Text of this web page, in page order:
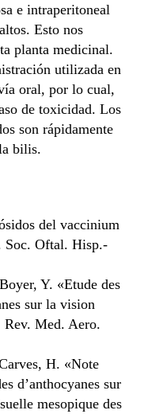
e intraperitoneal
Esto nos
planta medicinal.
utilizada en
oral, por lo cual,
de toxicidad. Los
son rápidamente
bilis.
del vaccinium
Soc. Oftal. Hisp.-
Y. «Etude des
sur la vision
Rev. Med. Aero.
H. «Note
d’anthocyanes sur
mesopique des